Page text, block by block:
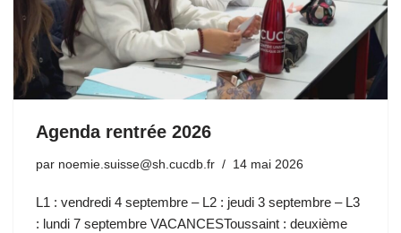
Agenda rentrée 2026
par noemie.suisse@sh.cucdb.fr 14 mai 2026
L1 : vendredi 4 septembre – L2 : jeudi 3 septembre – L3
: lundi 7 septembre VACANCESToussaint : deuxième